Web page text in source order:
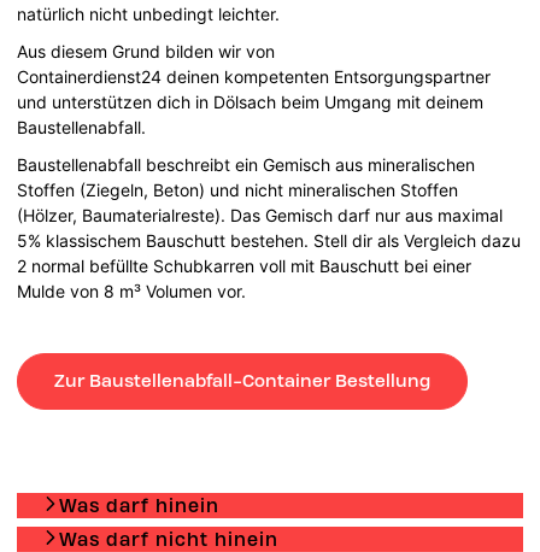
natürlich nicht unbedingt leichter.
Aus diesem Grund bilden wir von
Containerdienst24 deinen kompetenten Entsorgungspartner
und unterstützen dich in Dölsach beim Umgang mit deinem
Baustellenabfall.
Baustellenabfall beschreibt ein Gemisch aus mineralischen
Stoffen (Ziegeln, Beton) und nicht mineralischen Stoffen
(Hölzer, Baumaterialreste). Das Gemisch darf nur aus maximal
5% klassischem Bauschutt bestehen. Stell dir als Vergleich dazu
2 normal befüllte Schubkarren voll mit Bauschutt bei einer
Mulde von 8 m³ Volumen vor.
Zur Baustellenabfall-Container Bestellung
Was darf hinein
Was darf nicht hinein